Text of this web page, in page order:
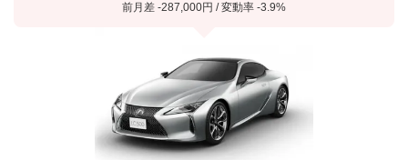
前月差 -287,000円 / 変動率 -3.9%